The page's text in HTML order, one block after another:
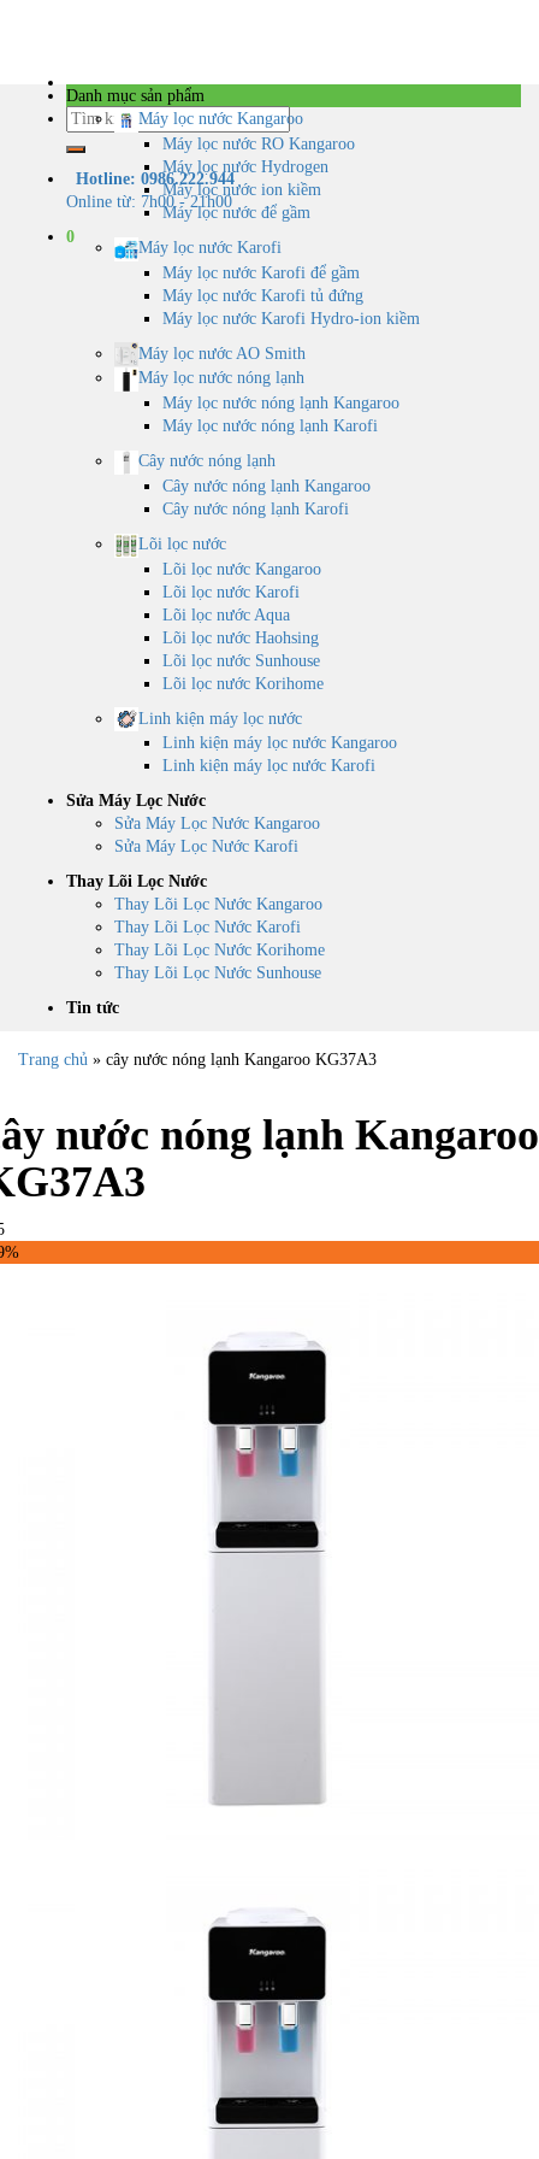
Tìm
Hotline: 0986.222.944
Online từ: 7h00 - 21h00
0
Danh mục sản phẩm
Máy lọc nước Kangaroo
Máy lọc nước RO Kangaroo
Máy lọc nước Hydrogen
Máy lọc nước ion kiềm
Máy lọc nước để gầm
Máy lọc nước Karofi
Máy lọc nước Karofi để gầm
Máy lọc nước Karofi tủ đứng
Máy lọc nước Karofi Hydro-ion kiềm
Máy lọc nước AO Smith
Máy lọc nước nóng lạnh
Máy lọc nước nóng lạnh Kangaroo
Máy lọc nước nóng lạnh Karofi
Cây nước nóng lạnh
Cây nước nóng lạnh Kangaroo
Cây nước nóng lạnh Karofi
Lõi lọc nước
Lõi lọc nước Kangaroo
Lõi lọc nước Karofi
Lõi lọc nước Aqua
Lõi lọc nước Haohsing
Lõi lọc nước Sunhouse
Lõi lọc nước Korihome
Linh kiện máy lọc nước
Linh kiện máy lọc nước Kangaroo
Linh kiện máy lọc nước Karofi
Sửa Máy Lọc Nước
Sửa Máy Lọc Nước Kangaroo
Sửa Máy Lọc Nước Karofi
Thay Lõi Lọc Nước
Thay Lõi Lọc Nước Kangaroo
Thay Lõi Lọc Nước Karofi
Thay Lõi Lọc Nước Korihome
Thay Lõi Lọc Nước Sunhouse
Tin tức
Trang chủ » cây nước nóng lạnh Kangaroo KG37A3
nước nóng lạnh Kangaroo